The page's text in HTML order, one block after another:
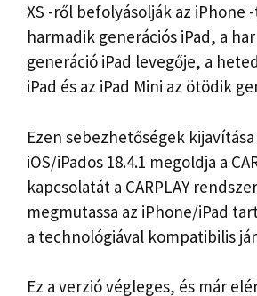
XS -ről befolyásolják az iPhone
harmadik generációs iPad, a
generáció iPad levegője, a
iPad és az iPad Mini az ötödik
Ezen sebezhetőségek
iOS/iPados 18.4.1 megoldja a
kapcsolatát a CARPLAY
megmutassa az iPhone/iPad
a technológiával kompatibilis
Ez a verzió végleges, és már